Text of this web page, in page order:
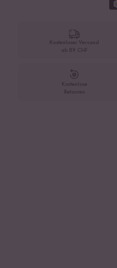
Kostenloser Versand
ab 89 CHF
Kostenlose
Retouren